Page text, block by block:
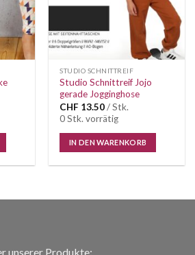
STUDIO SCHNITTREIF
Studio Schnittreif Jojo
gerade Jogginghose
CHF 13.50/ Stk.
0 Stk. vorrätig
IN DEN WARENKORB
unserer Produkte: